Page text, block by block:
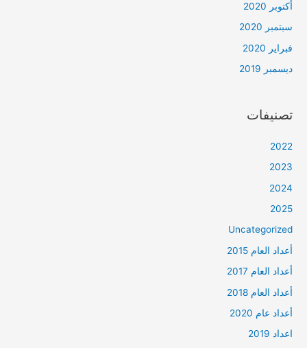
أكتوبر 2020
سبتمبر 2020
فبراير 2020
ديسمبر 2019
تصنيفات
2022
2023
2024
2025
Uncategorized
أعداد العام 2015
أعداد العام 2017
أعداد العام 2018
أعداد عام 2020
اعداد 2019